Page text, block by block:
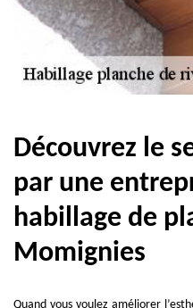
Découvrez le
par une
habillage de
Momignies
Quand vous voulez améliorer